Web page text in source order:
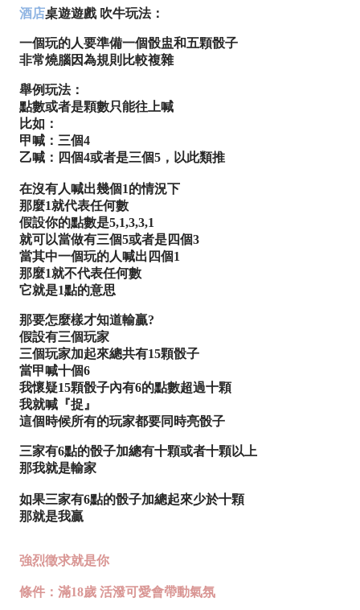
酒店桌遊遊戲 吹牛玩法：
一個玩的人要準備一個骰盅和五顆骰子
非常燒腦因為規則比較複雜
舉例玩法：
點數或者是顆數只能往上喊
比如：
甲喊：三個4
乙喊：四個4或者是三個5，以此類推
在沒有人喊出幾個1的情況下
那麼1就代表任何數
假設你的點數是5,1,3,3,1
就可以當做有三個5或者是四個3
當其中一個玩的人喊出四個1
那麼1就不代表任何數
它就是1點的意思
那要怎麼樣才知道輸贏?
假設有三個玩家
三個玩家加起來總共有15顆骰子
當甲喊十個6
我懷疑15顆骰子內有6的點數超過十顆
我就喊『捉』
這個時候所有的玩家都要同時亮骰子
三家有6點的骰子加總有十顆或者十顆以上
那我就是輸家
如果三家有6點的骰子加總起來少於十顆
那就是我贏
強烈徵求就是你
條件：滿18歲 活潑可愛會帶動氣氛